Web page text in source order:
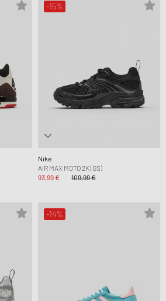
-15%
Nike
AIR MAX MOTO 2K (GS)
93,99 €
109,99 €
-14%